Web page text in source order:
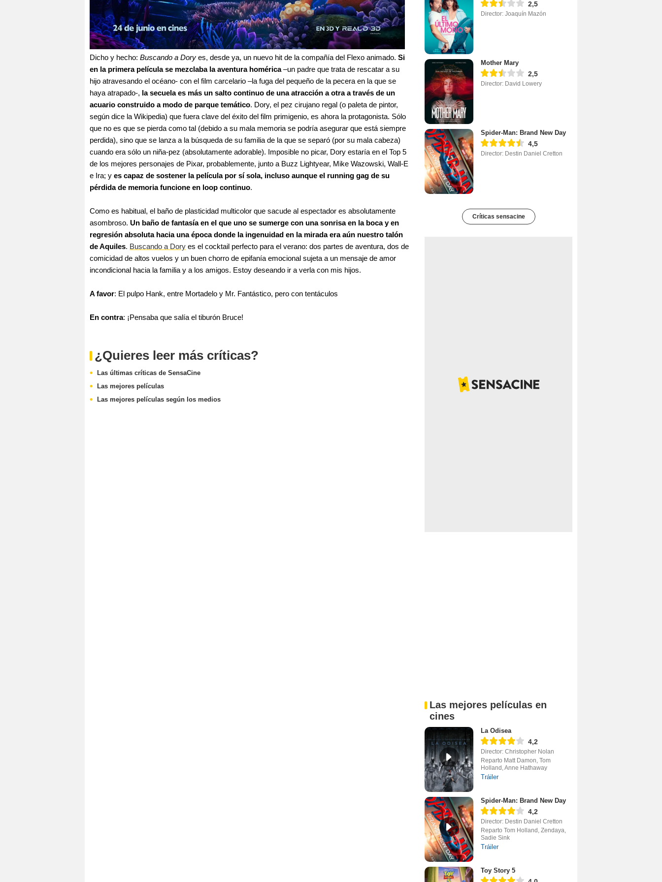
Dicho y hecho: Buscando a Dory es, desde ya, un nuevo hit de la compañía del Flexo animado. Si
en la primera película se mezclaba la aventura homérica–un padre que trata de rescatar a su
hijo atravesando el océano- con el film carcelario –la fuga del pequeño de la pecera en la que se
haya atrapado-, la secuela es más un salto continuo de una atracción a otra a través de un
acuario construido a modo de parque temático. Dory, el pez cirujano regal (o paleta de pintor,
según dice la Wikipedia) que fuera clave del éxito del film primigenio, es ahora la protagonista. Sólo
que no es que se pierda como tal (debido a su mala memoria se podría asegurar que está siempre
perdida), sino que se lanza a la búsqueda de su familia de la que se separó (por su mala cabeza)
cuando era sólo un niña-pez (absolutamente adorable). Imposible no picar, Dory estaría en el Top 5
de los mejores personajes de Pixar, probablemente, junto a Buzz Lightyear, Mike Wazowski, Wall-E
e Ira; y es capaz de sostener la película por sí sola, incluso aunque el running gag de su
pérdida de memoria funcione en loop continuo.
Como es habitual, el baño de plasticidad multicolor que sacude al espectador es absolutamente
asombroso. Un baño de fantasía en el que uno se sumerge con una sonrisa en la boca y en
regresión absoluta hacia una época donde la ingenuidad en la mirada era aún nuestro talón
de Aquiles. Buscando a Dory es el cocktail perfecto para el verano: dos partes de aventura, dos de
comicidad de altos vuelos y un buen chorro de epifanía emocional sujeta a un mensaje de amor
incondicional hacia la familia y a los amigos. Estoy deseando ir a verla con mis hijos.
A favor: El pulpo Hank, entre Mortadelo y Mr. Fantástico, pero con tentáculos
En contra: ¡Pensaba que salía el tiburón Bruce!
¿Quieres leer más críticas?
Las últimas críticas de SensaCine
Las mejores películas
Las mejores películas según los medios
2,5
Director: Joaquín Mazón
Mother Mary
2,5
Director: David Lowery
Spider-Man: Brand New Day
4,5
Director: Destin Daniel Cretton
Críticas sensacine
Las mejores películas en
cines
La Odisea
4,2
Director: Christopher Nolan
Reparto Matt Damon, Tom
Holland, Anne Hathaway
Tráiler
Spider-Man: Brand New Day
4,2
Director: Destin Daniel Cretton
Reparto Tom Holland, Zendaya,
Sadie Sink
Tráiler
Toy Story 5